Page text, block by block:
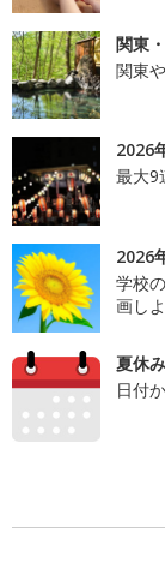
関東
関東
2026
最大9
2026
学校
画し
夏休
日付